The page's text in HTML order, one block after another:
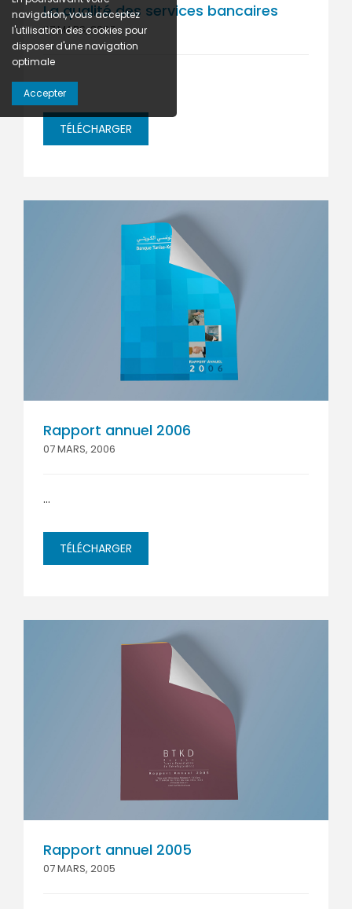
navigation, vous acceptez
l'utilisation des cookies pour
disposer d'une navigation
optimale
Accepter
La qualité des services bancaires
07 MARS, 2007
...
TÉLÉCHARGER
Rapport annuel 2006
07 MARS, 2006
...
TÉLÉCHARGER
Rapport annuel 2005
07 MARS, 2005